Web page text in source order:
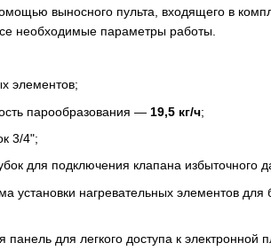
выносного пульта, входящего в
необходимые параметры работы.
элементов;
парообразования — 19,5 кг/ч;
3/4";
для подключения клапана избыточного
установки нагревательных элементов для
панель для легкого доступа к электронной